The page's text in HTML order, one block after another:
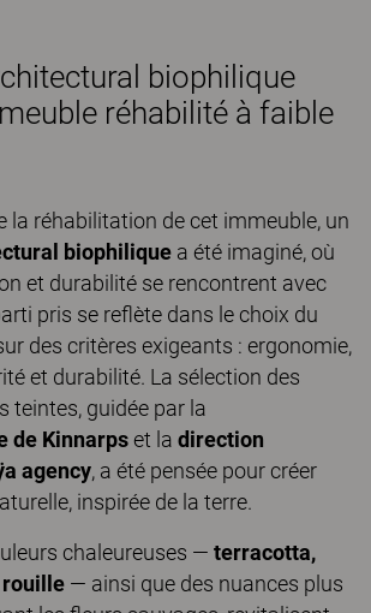
biophilique
réhabilité à faible
la réhabilitation de cet immeuble, un
biophilique a été imaginé, où
et durabilité se rencontrent avec
pris se reflète dans le choix du
des critères exigeants : ergonomie,
et durabilité. La sélection des
teintes, guidée par la
de Kinnarpset la direction
agency, a été pensée pour créer
inspirée de la terre.
chaleureuses — terracotta,
rouille — ainsi que des nuances plus